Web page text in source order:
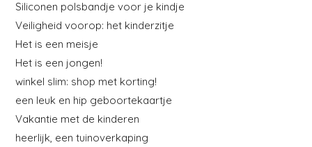
Siliconen polsbandje voor je kindje
Veiligheid voorop: het kinderzitje
Het is een meisje
Het is een jongen!
winkel slim: shop met korting!
een leuk en hip geboortekaartje
Vakantie met de kinderen
heerlijk, een tuinoverkaping